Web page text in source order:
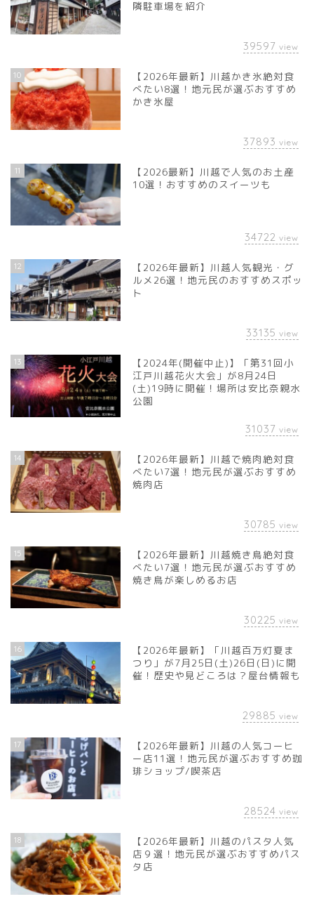
隣駐車場を紹介
39597 view
10
【2026年最新】川越かき氷絶対食
べたい8選！地元民が選ぶおすすめ
かき氷屋
37893 view
11
【2026最新】川越で人気のお土産
10選！おすすめのスイーツも
34722 view
12
【2026年最新】川越人気観光・グ
ルメ26選！地元民のおすすめスポッ
ト
33135 view
13
【2024年(開催中止)】「第31回小
江戸川越花火大会」が8月24日
(土)19時に開催！場所は安比奈親水
公園
31037 view
14
【2026年最新】川越で焼肉絶対食
べたい7選！地元民が選ぶおすすめ
焼肉店
30785 view
15
【2026年最新】川越焼き鳥絶対食
べたい7選！地元民が選ぶおすすめ
焼き鳥が楽しめるお店
30225 view
16
【2026年最新】「川越百万灯夏ま
つり」が7月25日(土)26日(日)に開
催！歴史や見どころは？屋台情報も
29885 view
17
【2026年最新】川越の人気コーヒ
ー店11選！地元民が選ぶおすすめ珈
琲ショップ/喫茶店
28524 view
18
【2026年最新】川越のパスタ人気
店９選！地元民が選ぶおすすめパス
タ店